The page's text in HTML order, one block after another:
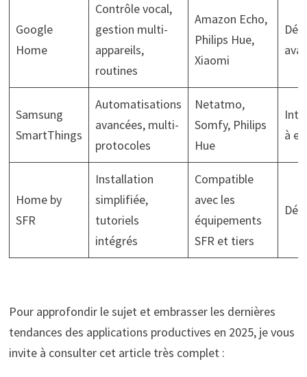
Google
Home
Contrôle vocal,
gestion multi-
appareils,
routines
Amazon Echo,
Philips Hue,
Xiaomi
Samsung
SmartThings
Automatisations
avancées, multi-
protocoles
Netatmo,
Somfy, Philips
Hue
à
Home by
SFR
Installation
simplifiée,
tutoriels
intégrés
Compatible
avec les
équipements
SFR et tiers
Pour approfondir le sujet et embrasser les dernières
tendances des applications productives en 2025, je vous
invite à consulter cet article très complet :